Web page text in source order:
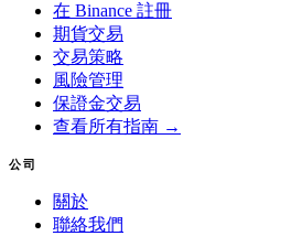
在 Binance 註冊
期貨交易
交易策略
風險管理
保證金交易
查看所有指南 →
公司
關於
聯絡我們